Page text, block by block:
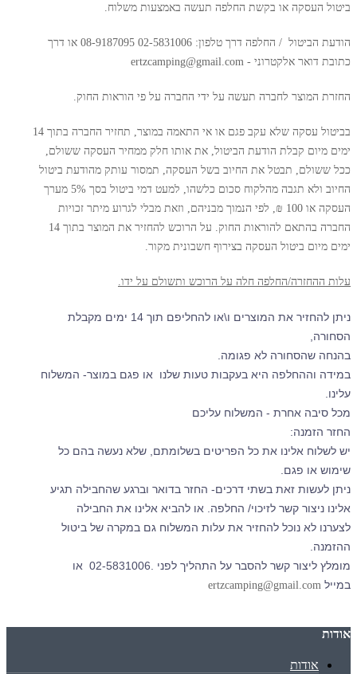
ביטול העסקה או בקשת החלפה תעשה באמצעות משלוח.
הודעת הביטול / החלפה
דרך טלפון: 02-5831006 08-9187095 או דרך
כתובת דואר אלקטרוני - ertzcamping@gmail.com
החזרת המוצר לחברה תעשה על ידי החברה על פי הוראות החוק.
בביטול עסקה שלא עקב פגם או אי התאמה במוצר, תחזיר החברה בתוך 14
ימים מיום קבלת הודעת הביטול, את אותו חלק ממחיר העסקה ששולם,
ככל ששולם, תבטל את החיוב בשל העסקה, תמסור עותק מהודעת ביטול
החיוב ולא תגבה מהלקוח סכום כלשהו, למעט דמי ביטול בסך 5% מערך
העסקה או 100 ₪, לפי הנמוך מבניהם, וזאת מבלי לגרוע מיתר זכויות
החברה בהתאם להוראות החוק. על הרוכש להחזיר את המוצר בתוך 14
ימים מיום ביטול העסקה בצירוף חשבונית מקור.
עלות ההחזרה/החלפה חלה על הרוכש ותשולם על ידו.
ניתן להחזיר את המוצרים ו\או להחליפם תוך 14 ימים מקבלת
הסחורה,
בהנחה שהסחורה לא פגומה.
במידה וההחלפה היא בעקבות טעות שלנו או פגם במוצר- המשלוח
עלינו.
מכל סיבה אחרת - המשלוח עליכם
החזר הזמנה:
יש לשלוח אלינו את כל הפריטים בשלומתם, שלא נעשה בהם כל
שימוש או פגם.
ניתן לעשות זאת בשתי דרכים- החזר בדואר וברגע שהחבילה תגיע
אלינו ניצור קשר לזיכוי/ החלפה. או להביא אלינו את החבילה
לצערנו לא נוכל להחזיר את עלות המשלוח גם במקרה של ביטול
ההזמנה.
מומלץ ליצור קשר להסבר על התהליך לפני .02-5831006 או
במייל ertzcamping@gmail.com
אודות
אודות